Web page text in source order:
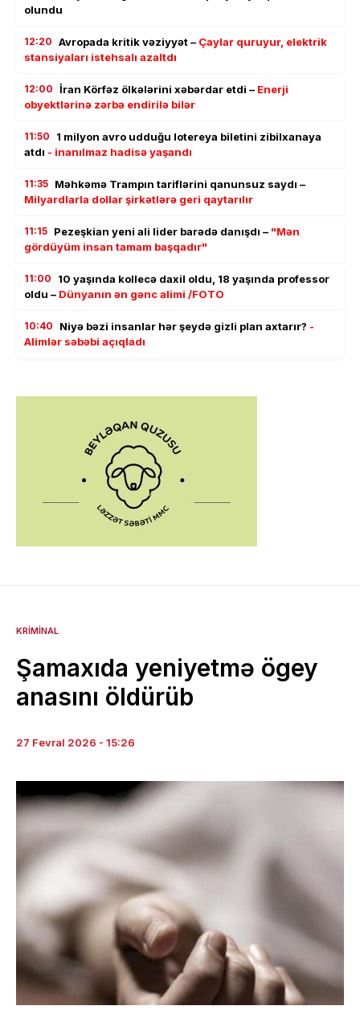
olundu
12:20 Avropada kritik vəziyyət – Çaylar quruyur, elektrik
stansiyaları istehsalı azaltdı
12:00 İran Körfəz ölkələrini xəbərdar etdi – Enerji
obyektlərinə zərbə endirilə bilər
11:50
1 milyon avro udduğu lotereya biletini zibilxanaya
atdı - inanılmaz hadisə yaşandı
11:35 Məhkəmə Trampın tariflərini qanunsuz saydı –
Milyardlarla dollar şirkətlərə geri qaytarılır
11:15 Pezeşkian yeni ali lider barədə danışdı – "Mən
gördüyüm insan tamam başqadır"
11:00
10 yaşında kollecə daxil oldu, 18 yaşında professor
oldu – Dünyanın ən gənc alimi /FOTO
10:40 Niyə bəzi insanlar hər şeydə gizli plan axtarır? -
Alimlər səbəbi açıqladı
KRIMINAL
Şamaxıda yeniyetmə ögey
anasını öldürüb
27 Fevral 2026 - 15:26